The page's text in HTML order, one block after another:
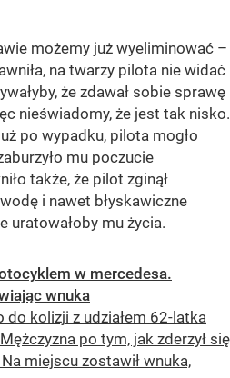
możemy już wyeliminować –
na twarzy pilota nie widać
że zdawał sobie sprawę
nieświadomy, że jest tak nisko.
po wypadku, pilota mogło
mu poczucie
także, że pilot zginął
i nawet błyskawiczne
uratowałoby mu życia.
w mercedesa.
wnuka
do kolizji z udziałem 62-latka
po tym, jak zderzył się
miejscu zostawił wnuka,